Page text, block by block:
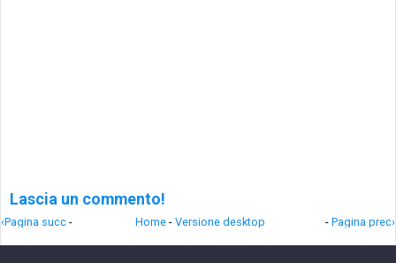
Lascia un commento!
‹Pagina succ - - Pagina prec›
Home - Versione desktop